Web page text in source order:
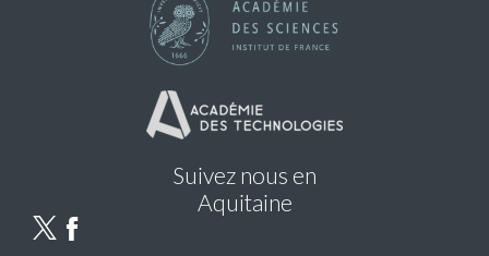
Suivez nous en
Aquitaine